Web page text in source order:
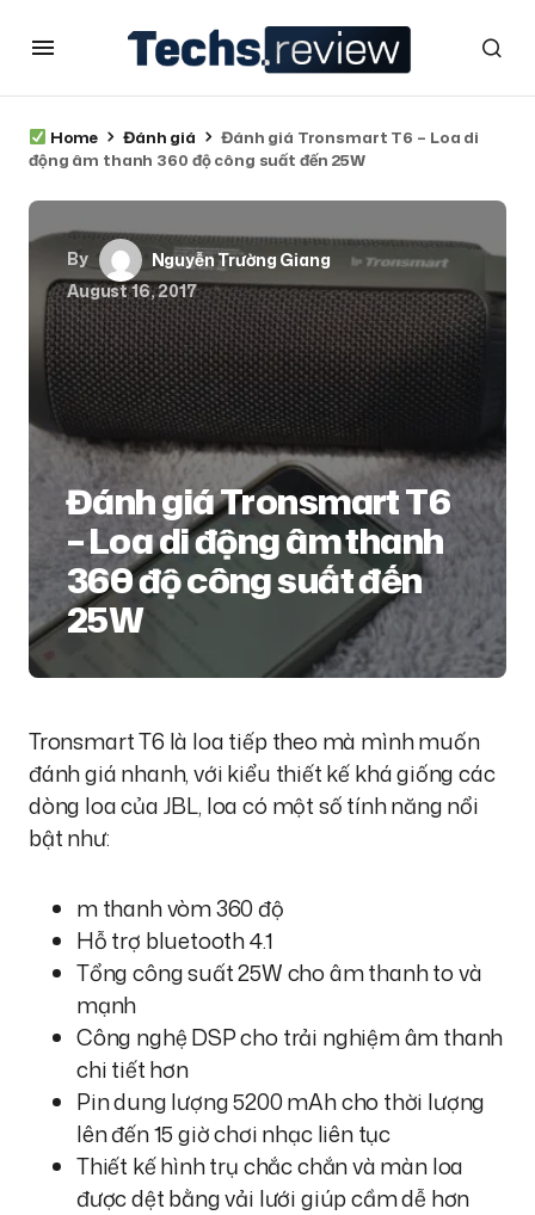
Home Đánh giá
Đánh giá Tronsmart T6 – Loa di
động âm thanh 360 độ công suất đến 25W
By
Nguyễn Trường Giang
August 16, 2017
Đánh giá Tronsmart T6
– Loa di động âm thanh
360 độ công suất đến
25W
Tronsmart T6 là loa tiếp theo mà mình muốn
đánh giá nhanh, với kiểu thiết kế khá giống các
dòng loa của JBL, loa có một số tính năng nổi
bật như:
m thanh vòm 360 độ
Hỗ trợ bluetooth 4.1
Tổng công suất 25W cho âm thanh to và
mạnh
Công nghệ DSP cho trải nghiệm âm thanh
chi tiết hơn
Pin dung lượng 5200 mAh cho thời lượng
lên đến 15 giờ chơi nhạc liên tục
Thiết kế hình trụ chắc chắn và màn loa
được dệt bằng vải lưới giúp cầm dễ hơn